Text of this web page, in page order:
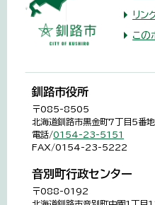
リン
この
釧路市役所
〒085-8505
北海道釧路市黒金町7丁目5番地
電話/0154-23-5151
FAX/0154-23-5222
音別町行政センター
〒088-0192